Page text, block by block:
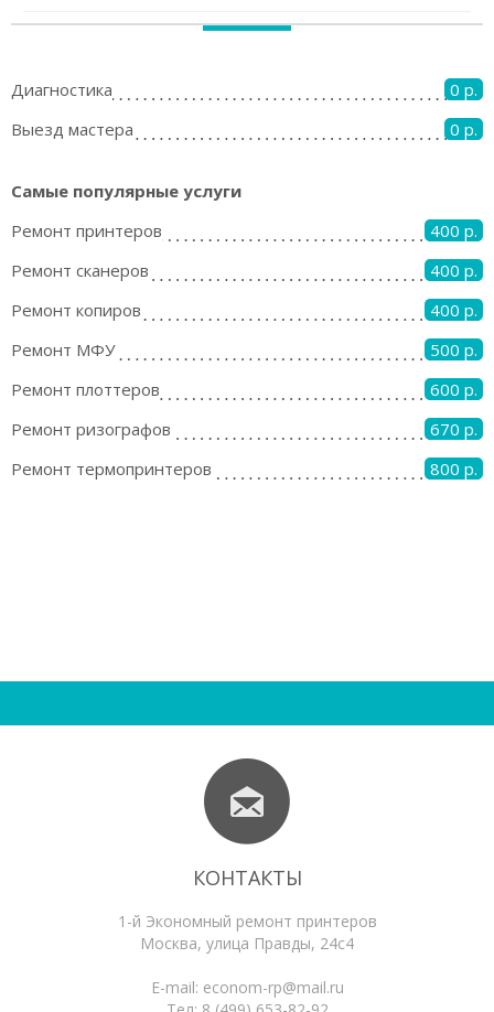
Диагностика
0 р.
Выезд мастера
0 р.
Самые популярные услуги
Ремонт принтеров
400 р.
Ремонт сканеров
400 р.
Ремонт копиров
400 р.
Ремонт МФУ
500 р.
Ремонт плоттеров
600 р.
Ремонт ризографов
670 р.
Ремонт термопринтеров
800 р.
КОНТАКТЫ
1-й Экономный ремонт принтеров
Москва, улица Правды, 24с4
E-mail: econom-rp@mail.ru